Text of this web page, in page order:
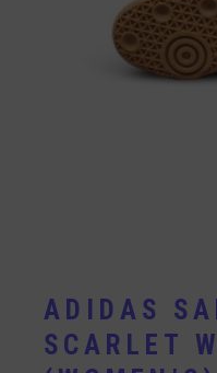
ADIDAS
SCARLET